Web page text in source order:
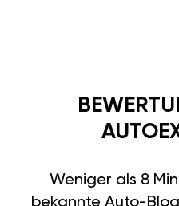
Weniger als 8
bekannte Auto-